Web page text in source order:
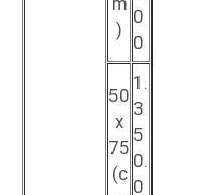
)
0
0
50
x
75
(c
1.
3
5
0.
0